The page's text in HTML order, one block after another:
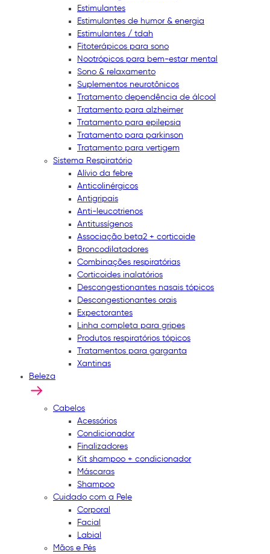
Estimulantes
Estimulantes de humor & energia
Estimulantes / tdah
Fitoterápicos para sono
Nootrópicos para bem-estar mental
Sono & relaxamento
Suplementos neurotônicos
Tratamento dependência de álcool
Tratamento para alzheimer
Tratamento para epilepsia
Tratamento para parkinson
Tratamento para vertigem
Sistema Respiratório
Alívio da febre
Anticolinérgicos
Antigripais
Anti-leucotrienos
Antitussígenos
Associação beta2 + corticoide
Broncodilatadores
Combinações respiratórias
Corticoides inalatórios
Descongestionantes nasais tópicos
Descongestionantes orais
Expectorantes
Linha completa para gripes
Produtos respiratórios tópicos
Tratamentos para garganta
Xantinas
Beleza
Cabelos
Acessórios
Condicionador
Finalizadores
Kit shampoo + condicionador
Máscaras
Shampoo
Cuidado com a Pele
Corporal
Facial
Labial
Mãos e Pés